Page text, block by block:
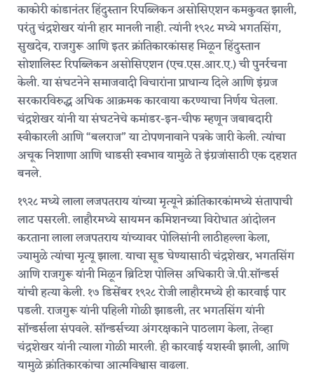
काकोरी कांडानंतर हिंदुस्तान रिपब्लिकन असोसिएशन कमकुवत झाली,
परंतु चंद्रशेखर यांनी हार मानली नाही. त्यांनी १९२८ मध्ये भगतसिंग,
सुखदेव, राजगुरू आणि इतर क्रांतिकारकांसह मिळून हिंदुस्तान
सोशालिस्ट रिपब्लिकन असोसिएशन (एच.एस.आर.ए.) ची पुनर्रचना
केली. या संघटनेने समाजवादी विचारांना प्राधान्य दिले आणि इंग्रज
सरकारविरुद्ध अधिक आक्रमक कारवाया करण्याचा निर्णय घेतला.
चंद्रशेखर यांनी या संघटनेचे कमांडर-इन-चीफ म्हणून जबाबदारी
स्वीकारली आणि “बलराज” या टोपणनावाने पत्रके जारी केली. त्यांचा
अचूक निशाणा आणि धाडसी स्वभाव यामुळे ते इंग्रजांसाठी एक दहशत
बनले.
१९२८ मध्ये लाला लजपतराय यांच्या मृत्यूने क्रांतिकारकांमध्ये संतापाची
लाट पसरली. लाहौरमध्ये सायमन कमिशनच्या विरोधात आंदोलन
करताना लाला लजपतराय यांच्यावर पोलिसांनी लाठीहल्ला केला,
ज्यामुळे त्यांचा मृत्यू झाला. याचा सूड घेण्यासाठी चंद्रशेखर, भगतसिंग
आणि राजगुरू यांनी मिळून ब्रिटिश पोलिस अधिकारी जे.पी.साॅन्डर्स
यांची हत्या केली. १७ डिसेंबर १९२८ रोजी लाहौरमध्ये ही कारवाई पार
पडली. राजगुरू यांनी पहिली गोळी झाडली, तर भगतसिंग यांनी
साॅन्डर्सला संपवले. साॅन्डर्सच्या अंगरक्षकाने पाठलाग केला, तेव्हा
चंद्रशेखर यांनी त्याला गोळी मारली. ही कारवाई यशस्वी झाली, आणि
यामुळे क्रांतिकारकांचा आत्मविश्वास वाढला.